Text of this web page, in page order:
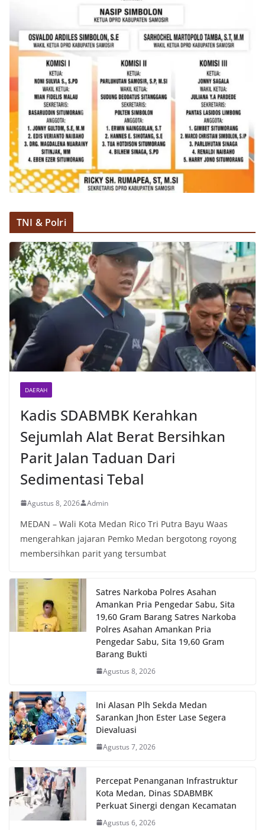
TNI & Polri
DAERAH
Kadis SDABMBK Kerahkan
Sejumlah Alat Berat Bersihkan
Parit Jalan Taduan Dari
Sedimentasi Tebal
Agustus 8, 2026 Admin
MEDAN – Wali Kota Medan Rico Tri Putra Bayu Waas
mengerahkan jajaran Pemko Medan bergotong royong
membersihkan parit yang tersumbat
Satres Narkoba Polres Asahan
Amankan Pria Pengedar Sabu, Sita
19,60 Gram Barang Satres Narkoba
Polres Asahan Amankan Pria
Pengedar Sabu, Sita 19,60 Gram
Barang Bukti
Agustus 8, 2026
Ini Alasan Plh Sekda Medan
Sarankan Jhon Ester Lase Segera
Dievaluasi
Agustus 7, 2026
Percepat Penanganan Infrastruktur
Kota Medan, Dinas SDABMBK
Perkuat Sinergi dengan Kecamatan
Agustus 6, 2026